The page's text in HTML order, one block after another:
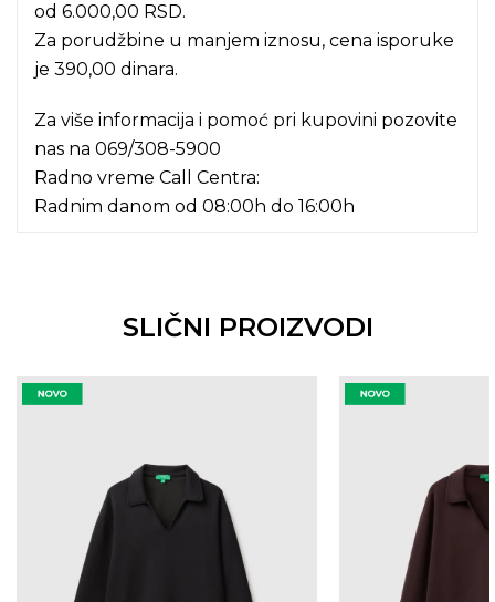
od 6.000,00 RSD.
Za porudžbine u manjem iznosu, cena isporuke
je 390,00 dinara.
Za više informacija i pomoć pri kupovini pozovite
nas na 069/308-5900
Radno vreme Call Centra:
Radnim danom od 08:00h do 16:00h
SLIČNI PROIZVODI